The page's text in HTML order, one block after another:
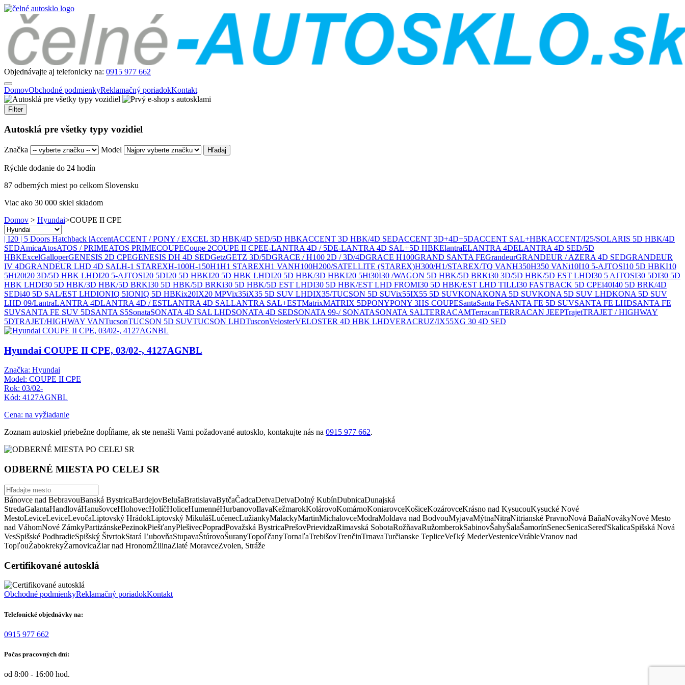
Objednávajte aj telefonicky na: 0915 977 662
DomovObchodné podmienkyReklamačný poriadokKontakt
Filter
Autosklá pre všetky typy vozidiel
Značka Model
Rýchle dodanie do 24 hodín
87 odberných miest po celkom Slovensku
Viac ako 30 000 skiel skladom
Domov > Hyundai>COUPE II CPE
| I20 | 5 Doors Hatchback |AccentACCENT / PONY / EXCEL 3D HBK/4D SED/5D HBKACCENT 3D HBK/4D SEDACCENT 3D+4D+5DACCENT SAL+HBKACCENT/I25/SOLARIS 5D HBK/4D
SEDAmicaAtosATOS / PRIMEATOS PRIMECOUPECoupe 2COUPE II CPEE-LANTRA 4D / 5DE-LANTRA 4D SAL+5D HBKElantraELANTRA 4DELANTRA 4D SED/5D
HBKExcelGalloperGENESIS 2D CPEGENESIS DH 4D SEDGetzGETZ 3D/5DGRACE / H100 2D / 3D/4DGRACE H100GRAND SANTA FEGrandeurGRANDEUR / AZERA 4D SEDGRANDEUR
IV 4DGRANDEUR LHD 4D SALH-1 STAREXH-100H-150H1H1 STAREXH1 VANH100H200/SATELLITE (STAREX)H300/H1/STAREX/TQ VANH350H350 VANi10I10 5-AJTOSI10 5D HBKI10
5Hi20i20 3D/5D HBK LHDI20 5-AJTOSI20 5DI20 5D HBKI20 5D HBK LHDI20 5D HBK/3D HBKI20 5Hi30I30 /WAGON 5D HBK/5D BRKi30 3D/5D HBK/5D EST LHDI30 5 AJTOSI30 5DI30 5D
HBK LHDI30 5D HBK/3D HBK/5D BRKI30 5D HBK/5D BRKi30 5D HBK/5D EST LHDI30 5D HBK/EST LHD FROMI30 5D HBK/EST LHD TILLI30 FASTBACK 5D CPEi40I40 5D BRK/4D
SEDi40 5D SAL/EST LHDIONIQ 5IONIQ 5D HBKix20IX20 MPVix35iX35 5D SUV LHDIX35/TUCSON 5D SUVix55IX55 5D SUVKONAKONA 5D SUVKONA 5D SUV LHDKONA 5D SUV
LHD 09/LantraLANTRA 4DLANTRA 4D / ESTLANTRA 4D SALLANTRA SAL+ESTMatrixMATRIX 5DPONYPONY 3HS COUPESantaSanta FeSANTA FE 5D SUVSANTA FE LHDSANTA FE
SUVSANTA FE SUV 5DSANTA S5SonataSONATA 4D SAL LHDSONATA 4D SEDSONATA 99-/ SONATASONATA SALTERRACAMTerracanTERRACAN JEEPTrajetTRAJET / HIGHWAY
5DTRAJET/HIGHWAY VANTucsonTUCSON 5D SUVTUCSON LHDTusconVelosterVELOSTER 4D HBK LHDVERACRUZ/IX55XG 30 4D SED
Hyundai COUPE II CPE, 03/02-, 4127AGNBL
Značka: Hyundai
Model: COUPE II CPE
Rok: 03/02-
Kód: 4127AGNBL
Cena: na vyžiadanie
Zoznam autoskiel priebežne dopĺňame, ak ste nenašli Vami požadované autosklo, kontakujte nás na 0915 977 662.
ODBERNÉ MIESTA PO CELEJ SR
Bánovce nad BebravouBanská BystricaBardejovBelušaBratislavaBytčaČadcaDetvaDetvaDolný KubínDubnicaDunajská
StredaGalantaHandlováHanušovceHlohovecHolíčHoliceHumennéHurbanovoIlavaKežmarokKolárovoKomárnoKoniarovceKošiceKozárovceKrásno nad KysucouKysucké Nové
MestoLeviceLeviceLevočaLiptovský HrádokLiptovský MikulášLučenecLužiankyMalackyMartinMichalovceModraMoldava nad BodvouMyjavaMýtnaNitraNitrianské PravnoNová BaňaNovákyNové Mesto
nad VáhomNové ZámkyPartizánskePezinokPiešťanyPlešivecPopradPovažská BystricaPrešovPrievidzaRimavská SobotaRožňavaRužomberokSabinovŠahyŠalaŠamorínSenecSenicaSereďSkalicaSpišská Nová
VesSpišské PodhradieSpišský ŠtvrtokStará ĽubovňaStupavaŠtúrovoŠuranyTopoľčanyTornaľaTrebišovTrenčinTrnavaTurčianske TepliceVeľký MederVesteniceVrábleVranov nad
TopľouŽabokrekyŽarnovicaŽiar nad HronomŽilinaZlaté MoravceZvolen, Stráže
Certifikované autosklá
Obchodné podmienkyReklamačný poriadokKontakt
Telefonické objednávky na:
0915 977 662
Počas pracovných dní:
od 8:00 - 16:00 hod.